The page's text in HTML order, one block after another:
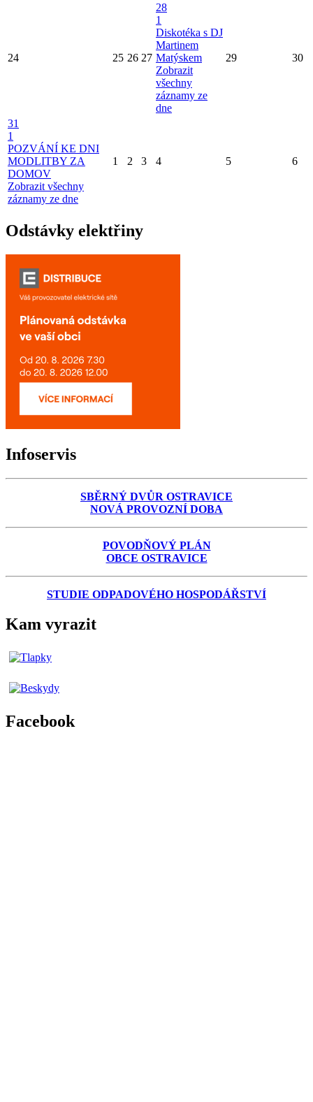
24 25 26 27
28
1
Diskotéka s DJ
Martinem
Matýskem
Zobrazit
všechny
záznamy ze
dne
29 30
31
1
POZVÁNÍ KE DNI
MODLITBY ZA
DOMOV
Zobrazit všechny
záznamy ze dne
1 2 3 4 5 6
Odstávky elektřiny
Infoservis
SBĚRNÝ DVŮR OSTRAVICE
NOVÁ PROVOZNÍ DOBA
POVODŇOVÝ PLÁN
OBCE OSTRAVICE
STUDIE ODPADOVÉHO HOSPODÁŘSTVÍ
Kam vyrazit
Facebook